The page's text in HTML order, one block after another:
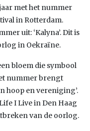
met het nummer
in Rotterdam.
uit: ‘Kalyna’. Dit is
in Oekraïne.
bloem die symbool
nummer brengt
hoop en vereniging’.
I Live in Den Haag
van de oorlog.